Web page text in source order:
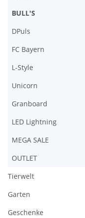
BULL'S
DPuls
FC Bayern
L-Style
Unicorn
Granboard
LED Lightning
MEGA SALE
OUTLET
Tierwelt
Garten
Geschenke